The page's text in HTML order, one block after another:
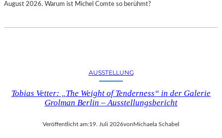
August 2026. Warum ist Michel Comte so berühmt?
AUSSTELLUNG
Tobias Vetter: „The Weight of Tenderness“ in der Galerie
Grolman Berlin – Ausstellungsbericht
Veröffentlicht am:19. Juli 2026von Michaela Schabel